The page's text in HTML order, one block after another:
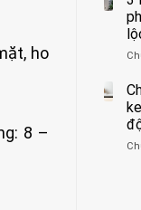
ho
8 –